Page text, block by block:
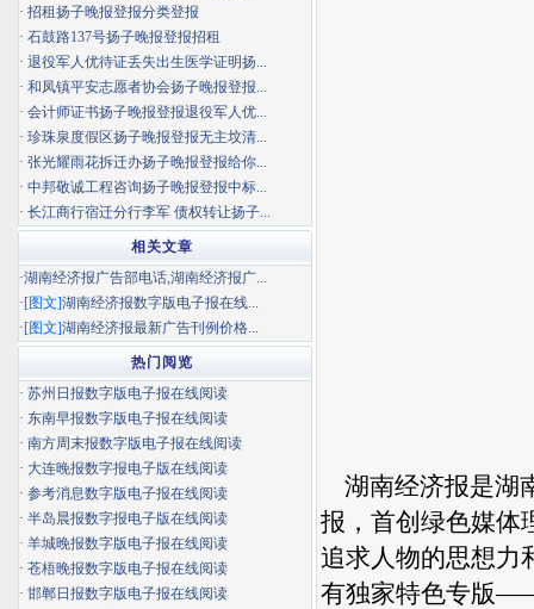
湖南经济报是湖
报，首创绿色媒体
追求人物的思想力
有独家特色专版
· 招租扬子晚报登报分类登报
· 石鼓路137号扬子晚报登报招租
· 退役军人优待证丢失出生医学证明扬...
· 和凤镇平安志愿者协会扬子晚报登报...
· 会计师证书扬子晚报登报退役军人优...
· 珍珠泉度假区扬子晚报登报无主坟清...
· 张光耀雨花拆迁办扬子晚报登报给你...
· 中邦敬诚工程咨询扬子晚报登报中标...
· 长江商行宿迁分行李军 债权转让扬子...
相关文章
·湖南经济报广告部电话,湖南经济报广...
·[图文]湖南经济报数字版电子报在线...
·[图文]湖南经济报最新广告刊例价格...
热门阅览
· 苏州日报数字版电子报在线阅读
· 东南早报数字版电子报在线阅读
· 南方周末报数字版电子报在线阅读
· 大连晚报数字报电子版在线阅读
· 参考消息数字版电子报在线阅读
· 半岛晨报数字报电子版在线阅读
· 羊城晚报数字版电子报在线阅读
· 苍梧晚报数字版电子报在线阅读
· 邯郸日报数字版电子报在线阅读